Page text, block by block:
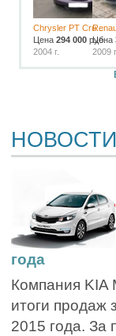
Chrysler PT Cru...
Цена 294 000 руб.
2004 г.
Цена
2009
НОВОСТИ
года
Компания KIA
итоги продаж
2015 года. За